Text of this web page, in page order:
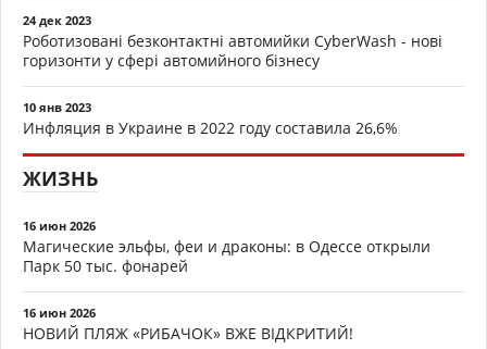
24 дек 2023
Роботизовані безконтактні автомийки CyberWash - нові
горизонти у сфері автомийного бізнесу
10 янв 2023
Инфляция в Украине в 2022 году составила 26,6%
ЖИЗНЬ
16 июн 2026
Магические эльфы, феи и драконы: в Одессе открыли
Парк 50 тыс. фонарей
16 июн 2026
НОВИЙ ПЛЯЖ «РИБАЧОК» ВЖЕ ВІДКРИТИЙ!